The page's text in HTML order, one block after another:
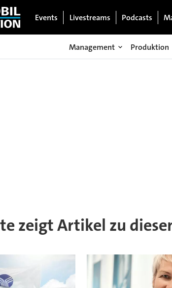
Events Livestreams Podcasts
Management Produktion
zeigt Artikel zu